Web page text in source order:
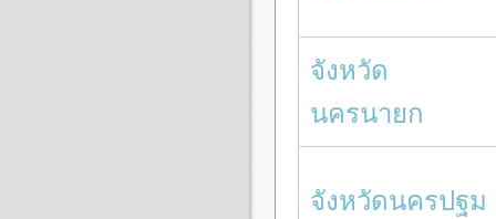
จังหวัด
นครนายก
จังหวัดนครปฐม